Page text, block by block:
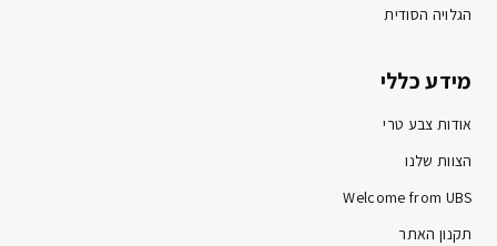
הגלויה הסודית
מידע כללי
אודות צבע טרי
הצוות שלנו
Welcome from UBS
תקנון האתר